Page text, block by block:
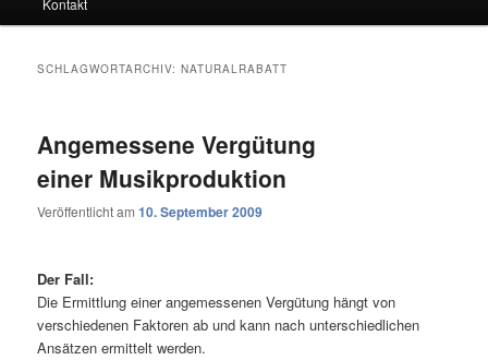
SCHLAGWORTARCHIV:NATURALRABATT
Angemessene Vergütung
einer Musikproduktion
Veröffentlicht am10. September 2009
Der Fall:
Die Ermittlung einer angemessenen Vergütung hängt von
verschiedenen Faktoren ab und kann nach unterschiedlichen
Ansätzen ermittelt werden.